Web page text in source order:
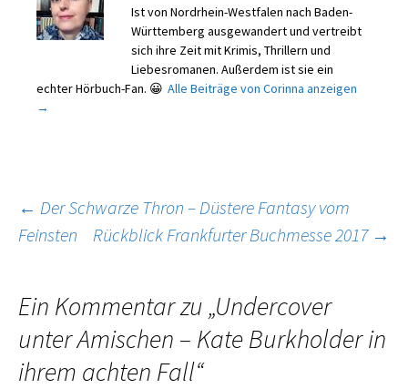
Ist von Nordrhein-Westfalen nach Baden-
Württemberg ausgewandert und vertreibt
sich ihre Zeit mit Krimis, Thrillern und
Liebesromanen. Außerdem ist sie ein
echter Hörbuch-Fan. 😀 Alle Beiträge von Corinna anzeigen
→
Beitragsnavigation
← Der Schwarze Thron – Düstere Fantasy vom
Feinsten
Rückblick Frankfurter Buchmesse 2017 →
Ein Kommentar zu „Undercover
unter Amischen – Kate Burkholder in
ihrem achten Fall“